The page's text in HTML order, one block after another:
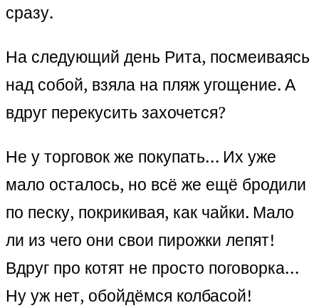
сразу.
На следующий день Рита, посмеиваясь
над собой, взяла на пляж угощение. А
вдруг перекусить захочется?
Не у торговок же покупать… Их уже
мало осталось, но всё же ещё бродили
по песку, покрикивая, как чайки. Мало
ли из чего они свои пирожки лепят!
Вдруг про котят не просто поговорка…
Ну уж нет, обойдёмся колбасой!